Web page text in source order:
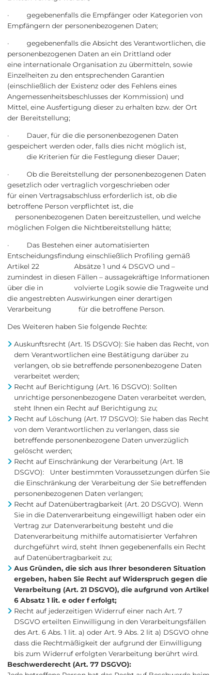
· gegebenenfalls die Empfänger oder Kategorien von
Empfängern der personenbezogenen Daten;
· gegebenenfalls die Absicht des Verantwortlichen, die
personenbezogenen Daten an ein Drittland oder
eine internationale Organisation zu übermitteln, sowie
Einzelheiten zu den entsprechenden Garantien
(einschließlich der Existenz oder des Fehlens eines
Angemessenheitsbeschlusses der Kommission) und
Mittel, eine Ausfertigung dieser zu erhalten bzw. der Ort
der Bereitstellung;
· Dauer, für die die personenbezogenen Daten
gespeichert werden oder, falls dies nicht möglich ist,
die Kriterien für die Festlegung dieser Dauer;
· Ob die Bereitstellung der personenbezogenen Daten
gesetzlich oder vertraglich vorgeschrieben oder
für einen Vertragsabschluss erforderlich ist, ob die
betroffene Person verpflichtet ist, die
personenbezogenen Daten bereitzustellen, und welche
möglichen Folgen die Nichtbereitstellung hätte;
· Das Bestehen einer automatisierten
Entscheidungsfindung einschließlich Profiling gemäß
Artikel 22 Absätze 1 und 4 DSGVO und –
zumindest in diesen Fällen – aussagekräftige Informationen
über die in volvierte Logik sowie die Tragweite und
die angestrebten Auswirkungen einer derartigen
Verarbeitung für die betroffene Person.
Des Weiteren haben Sie folgende Rechte:
Auskunftsrecht (Art. 15 DSGVO): Sie haben das Recht, von
dem Verantwortlichen eine Bestätigung darüber zu
verlangen, ob sie betreffende personenbezogene Daten
verarbeitet werden;
Recht auf Berichtigung (Art. 16 DSGVO): Sollten
unrichtige personenbezogene Daten verarbeitet werden,
steht Ihnen ein Recht auf Berichtigung zu;
Recht auf Löschung (Art. 17 DSGVO): Sie haben das Recht
von dem Verantwortlichen zu verlangen, dass sie
betreffende personenbezogene Daten unverzüglich
gelöscht werden;
Recht auf Einschränkung der Verarbeitung (Art. 18
DSGVO): Unter bestimmten Voraussetzungen dürfen Sie
die Einschränkung der Verarbeitung der Sie betreffenden
personenbezogenen Daten verlangen;
Recht auf Datenübertragbarkeit (Art. 20 DSGVO). Wenn
Sie in die Datenverarbeitung eingewilligt haben oder ein
Vertrag zur Datenverarbeitung besteht und die
Datenverarbeitung mithilfe automatisierter Verfahren
durchgeführt wird, steht Ihnen gegebenenfalls ein Recht
auf Datenübertragbarkeit zu;
Aus Gründen, die sich aus Ihrer besonderen Situation
ergeben, haben Sie Recht auf Widerspruch gegen die
Verarbeitung (Art. 21 DSGVO), die aufgrund von Artikel
6 Absatz 1 lit. e oder f erfolgt;
Recht auf jederzeitigen Widerruf einer nach Art. 7
DSGVO erteilten Einwilligung in den Verarbeitungsfällen
des Art. 6 Abs. 1 lit. a) oder Art. 9 Abs. 2 lit a) DSGVO ohne
dass die Rechtmäßigkeit der aufgrund der Einwilligung
bis zum Widerruf erfolgten Verarbeitung berührt wird.
Beschwerderecht (Art. 77 DSGVO):